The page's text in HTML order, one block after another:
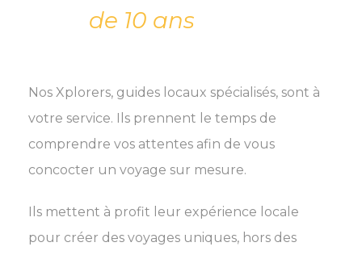
de 10 ans
Nos Xplorers, guides locaux spécialisés, sont à
votre service. Ils prennent le temps de
comprendre vos attentes afin de vous
concocter un voyage sur mesure.
Ils mettent à profit leur expérience locale
pour créer des voyages uniques, hors des